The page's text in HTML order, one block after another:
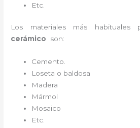
Etc.
Los materiales más habituales
cerámico
son:
Cemento.
Loseta o baldosa
Madera
Mármol
Mosaico
Etc.